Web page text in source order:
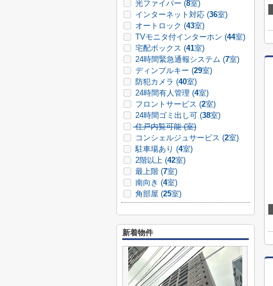
光ファイバー (8室)
インターネット対応 (36室)
オートロック (43室)
TVモニタ付インターホン (44室)
宅配ボックス (41室)
24時間緊急通報システム (7室)
ディンプルキー (29室)
防犯カメラ (40室)
24時間有人管理 (4室)
フロントサービス (2室)
24時間ゴミ出し可 (38室)
住戸内覧可能 (室)
コンシェルジュサービス (2室)
駐車場あり (4室)
2階以上 (42室)
最上階 (7室)
南向き (4室)
角部屋 (25室)
新着物件